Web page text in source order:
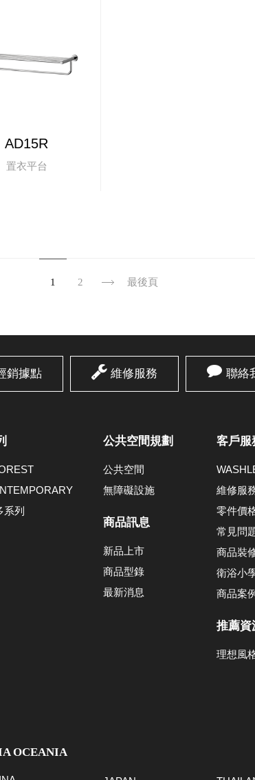
AD15R
置衣平台
1 2 最後頁
銷據點 維修服務 聯絡
系列
公共空間規劃
公共空間
無障礙設施
商品訊息
新品上市
商品型錄
最新消息
客戶服
維修服
零件價
常見問
商品裝
衛浴小
商品案
推薦資
理想風
OCEANIA